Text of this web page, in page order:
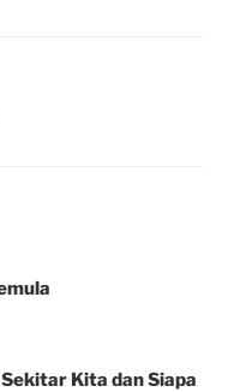
Kita dan Siapa